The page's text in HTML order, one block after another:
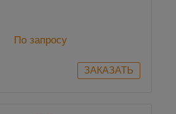
По запросу